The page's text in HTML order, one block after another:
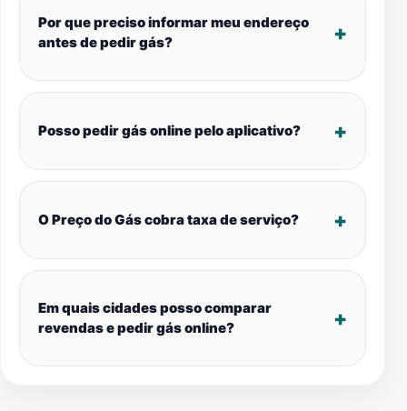
Por que preciso informar meu endereço
antes de pedir gás?
Posso pedir gás online pelo aplicativo?
O Preço do Gás cobra taxa de serviço?
Em quais cidades posso comparar
revendas e pedir gás online?